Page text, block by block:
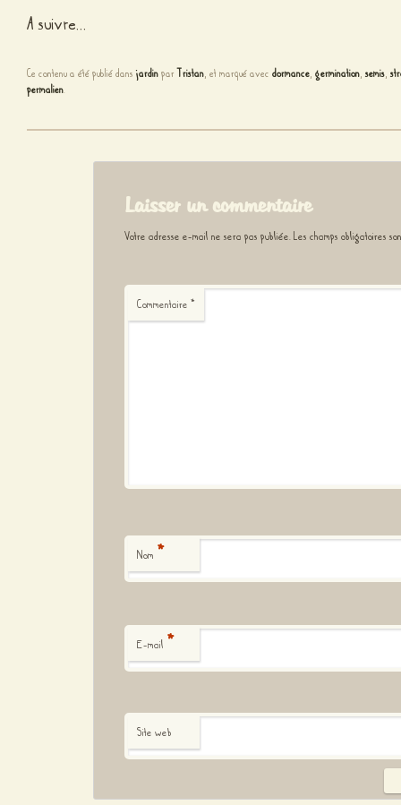
A suivre…
Ce contenu a été publié dans jardinparTristan, et marqué avec dormance, germination, semis,
permalien.
Laisser un commentaire
Votre adresse e-mail ne sera pas publiée.Les champs obligatoires
Commentaire *
Nom *
E-mail *
Site web